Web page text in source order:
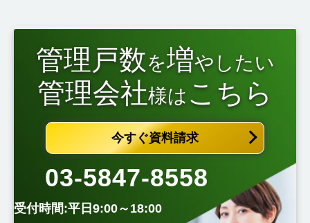
管理戸数を増やしたい
管理会社様は こちら
今すぐ資料請求
03-5847-8558
受付時間:平日9:00～18:00